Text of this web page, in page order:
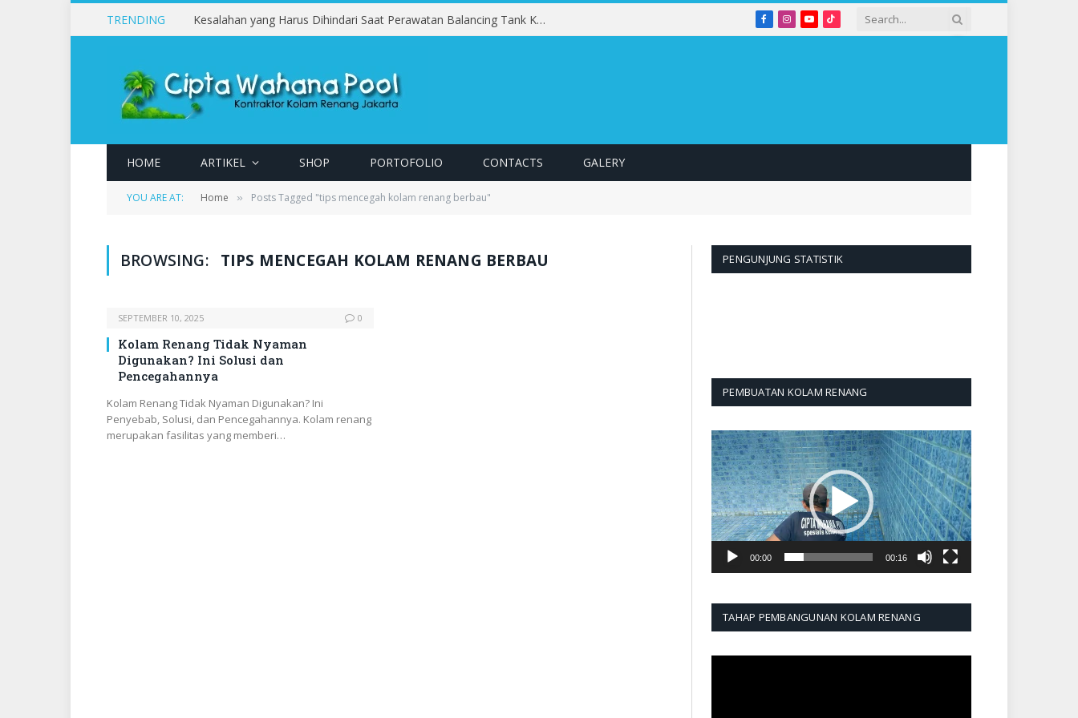
TRENDING Kesalahan yang Harus Dihindari Saat Perawatan Balancing Tank Kolam Renang Facebook
Instagram
YouTubeTikTok
HOME ARTIKEL SHOP PORTOFOLIO CONTACTS GALERY
YOU ARE AT: Home » Posts Tagged "tips mencegah kolam renang berbau"
BROWSING: TIPS MENCEGAH KOLAM RENANG BERBAU
SEPTEMBER 10, 2025 0
Kolam Renang Tidak Nyaman
Digunakan? Ini Solusi dan
Pencegahannya
Kolam Renang Tidak Nyaman Digunakan? Ini
Penyebab, Solusi, dan Pencegahannya. Kolam renang
merupakan fasilitas yang memberi…
PENGUNJUNG STATISTIK
PEMBUATAN KOLAM RENANG
Pemutar
Video
00:00 00:16
TAHAP PEMBANGUNAN KOLAM RENANG